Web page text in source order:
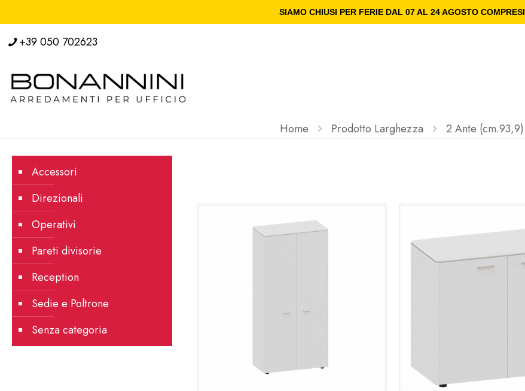
SIAMO CHIUSI PER FERIE DAL 07 AL 24 AGOSTO COMPRESI
+39 050 702623
Home Prodotto Larghezza 2 Ante (cm.93,9)
Accessori
Direzionali
Operativi
Pareti divisorie
Reception
Sedie e Poltrone
Senza categoria